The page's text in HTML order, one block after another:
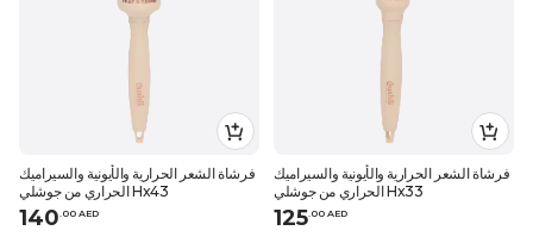
فرشاة الشعر الحرارية والأيونية والسيراميك
الحراري من جوشلي Hx43
140 00 AED
فرشاة الشعر الحرارية والأيونية والسيراميك
الحراري من جوشلي Hx33
125 00 AED